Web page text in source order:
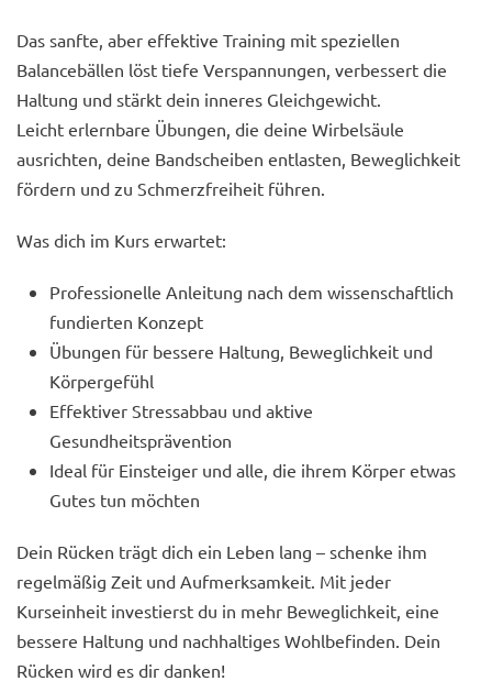
Das sanfte, aber effektive Training mit speziellen
Balancebällen löst tiefe Verspannungen, verbessert die
Haltung und stärkt dein inneres Gleichgewicht.
Leicht erlernbare Übungen, die deine Wirbelsäule
ausrichten, deine Bandscheiben entlasten, Beweglichkeit
fördern und zu Schmerzfreiheit führen.
Was dich im Kurs erwartet:
Professionelle Anleitung nach dem wissenschaftlich
fundierten Konzept
Übungen für bessere Haltung, Beweglichkeit und
Körpergefühl
Effektiver Stressabbau und aktive
Gesundheitsprävention
Ideal für Einsteiger und alle, die ihrem Körper etwas
Gutes tun möchten
Dein Rücken trägt dich ein Leben lang – schenke ihm
regelmäßig Zeit und Aufmerksamkeit. Mit jeder
Kurseinheit investierst du in mehr Beweglichkeit, eine
bessere Haltung und nachhaltiges Wohlbefinden. Dein
Rücken wird es dir danken!